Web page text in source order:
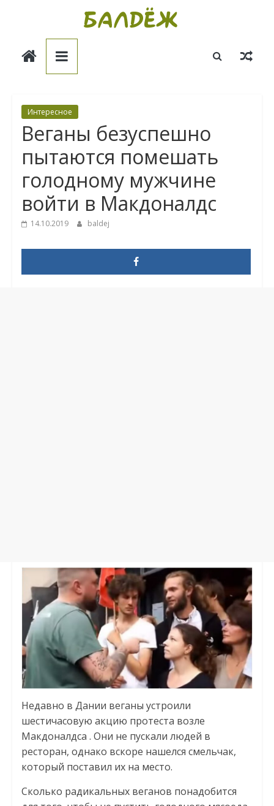
Балдёж
Интересное
Веганы безуспешно
пытаются помешать
голодному мужчине
войти в Макдоналдс
14.10.2019 baldej
Недавно в Дании веганы устроили
шестичасовую акцию протеста возле
Макдоналдса . Они не пускали людей в
ресторан, однако вскоре нашелся смельчак,
который поставил их на место.
Сколько радикальных веганов понадобится